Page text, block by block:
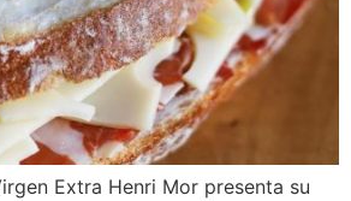
Extra Henri Mor presenta su